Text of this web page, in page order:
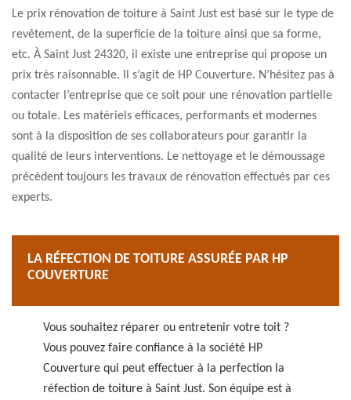
Le prix rénovation de toiture à Saint Just est basé sur le type de
revêtement, de la superficie de la toiture ainsi que sa forme,
etc. À Saint Just 24320, il existe une entreprise qui propose un
prix très raisonnable. Il s’agit de HP Couverture. N’hésitez pas à
contacter l’entreprise que ce soit pour une rénovation partielle
ou totale. Les matériels efficaces, performants et modernes
sont à la disposition de ses collaborateurs pour garantir la
qualité de leurs interventions. Le nettoyage et le démoussage
précèdent toujours les travaux de rénovation effectués par ces
experts.
LA RÉFECTION DE TOITURE ASSURÉE PAR HP
COUVERTURE
Vous souhaitez réparer ou entretenir votre toit ?
Vous pouvez faire confiance à la société HP
Couverture qui peut effectuer à la perfection la
réfection de toiture à Saint Just. Son équipe est à